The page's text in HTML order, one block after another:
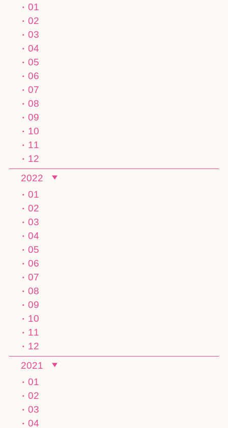
01
02
03
04
05
06
07
08
09
10
11
12
2022
01
02
03
04
05
06
07
08
09
10
11
12
2021
01
02
03
04